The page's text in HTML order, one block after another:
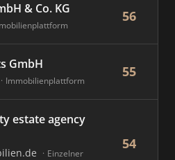
& Co. KG 56
GmbH
Immobilienplattform
55
estate agency
Einzelner
54